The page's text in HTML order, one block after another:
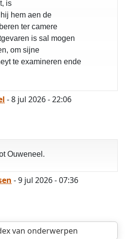
is
hem aen de
ter camere
is sal mogen
om sijne
te examineren ende
- 8 jul 2026 - 22:06
Ouweneel.
- 9 jul 2026 - 07:36
van onderwerpen